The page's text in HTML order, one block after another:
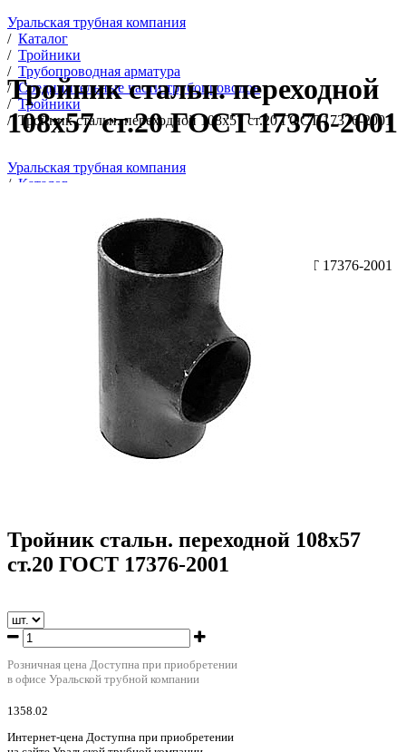
Уральская трубная компания
/ Каталог
/ Тройники
/ Трубопроводная арматура
/ Соединительные части трубопроводов
/ Тройники
/ Тройник стальн. переходной 108х57 ст.20 ГОСТ 17376-2001
Тройник стальн. переходной
108х57 ст.20 ГОСТ 17376-2001
Уральская трубная компания
/ Каталог
Трубопроводная арматура
Соединительные части трубопроводов
Тройник стальн. переходной 108х57 ст.20 ГОСТ 17376-2001
Тройник стальн. переходной 108х57
ст.20 ГОСТ 17376-2001
Розничная цена Доступна при приобретении
в офисе Уральской трубной компании
1358.02
Интернет-цена Доступна при приобретении